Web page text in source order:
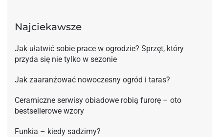
Najciekawsze
Jak ułatwić sobie prace w ogrodzie? Sprzęt, który
przyda się nie tylko w sezonie
Jak zaaranżować nowoczesny ogród i taras?
Ceramiczne serwisy obiadowe robią furorę – oto
bestsellerowe wzory
Funkia – kiedy sadzimy?